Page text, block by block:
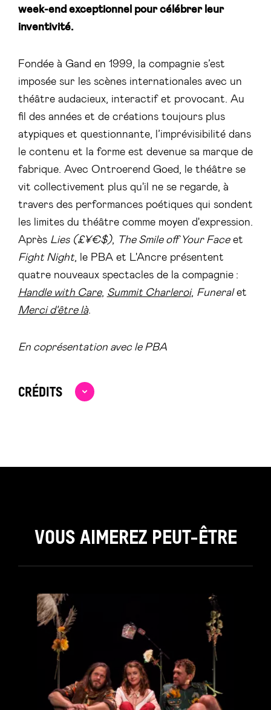
week-end exceptionnel pour célébrer leur
inventivité.
Fondée à Gand en 1999, la compagnie s’est
imposée sur les scènes internationales avec un
théâtre audacieux, interactif et provocant. Au
fil des années et de créations toujours plus
atypiques et questionnante, l’imprévisibilité dans
le contenu et la forme est devenue sa marque de
fabrique. Avec Ontroerend Goed, le théâtre se
vit collectivement plus qu'il ne se regarde, à
travers des performances poétiques qui sondent
les limites du théâtre comme moyen d'expression.
Après Lies (£¥€$), The Smile off Your Faceet
Fight Night, le PBA et L'Ancre présentent
quatre nouveaux spectacles de la compagnie :
Handle with Care, Summit Charleroi, Funeralet
Merci d'être là.
En coprésentation avec le PBA
CRÉDITS
VOUS AIMEREZ PEUT-ÊTRE